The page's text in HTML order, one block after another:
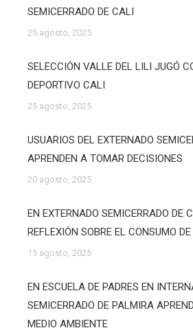
SEMICERRADO DE CALI
25 agosto, 2025
SELECCIÓN VALLE DEL LILI JUGÓ
DEPORTIVO CALI
25 agosto, 2025
USUARIOS DEL EXTERNADO
APRENDEN A TOMAR DECISIONES
20 agosto, 2025
EN EXTERNADO SEMICERRADO DE
REFLEXIÓN SOBRE EL CONSUMO
15 agosto, 2025
EN ESCUELA DE PADRES EN
SEMICERRADO DE PALMIRA
MEDIO AMBIENTE